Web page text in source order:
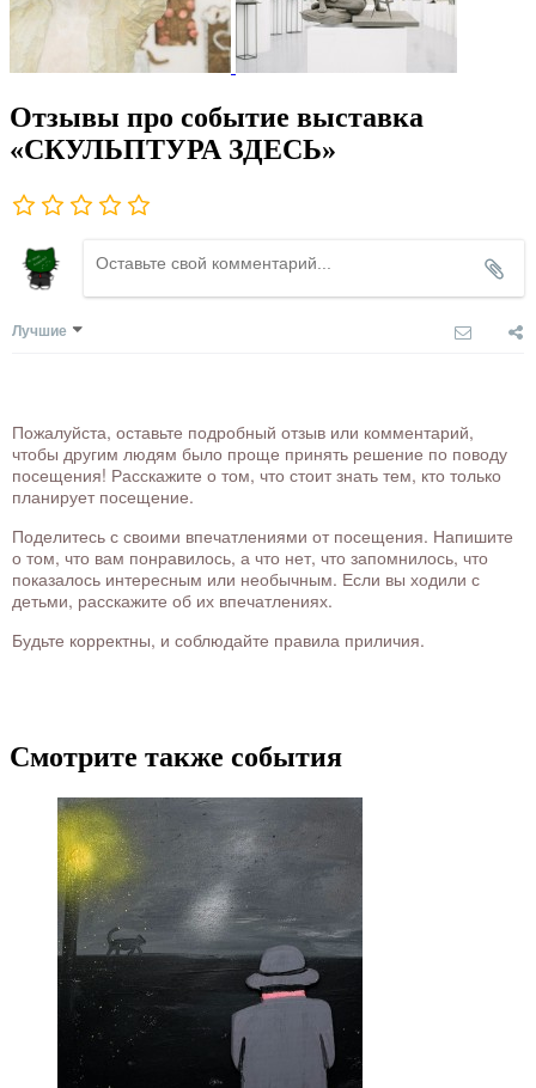
Отзывы про событие выставка
«СКУЛЬПТУРА ЗДЕСЬ»
Лучшие
Пожалуйста, оставьте подробный отзыв или комментарий,
чтобы другим людям было проще принять решение по поводу
посещения! Расскажите о том, что стоит знать тем, кто только
планирует посещение.
Поделитесь с своими впечатлениями от посещения. Напишите
о том, что вам понравилось, а что нет, что запомнилось, что
показалось интересным или необычным. Если вы ходили с
детьми, расскажите об их впечатлениях.
Будьте корректны, и соблюдайте правила приличия.
Смотрите также события